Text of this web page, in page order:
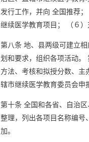
发行工作，并向 全国推荐
继续医学教育项目； （６
第八条 地、县两级可建立
划和要求，组织各项活动。
方法、考核和拟授分数、主
辖市继续医学教育委员会
第十条 全国和各省、自治
整理，列出各项目名称编号
加。